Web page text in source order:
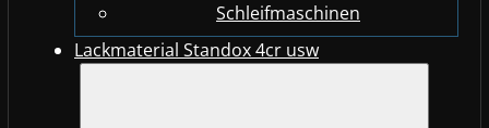
Schleifmaschinen
Lackmaterial Standox 4cr usw